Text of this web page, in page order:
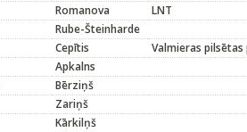
Romanova
LNT
Rube-Šteinharde
Cepītis
Valmieras pilsētas
Apkalns
Bērziņš
Zariņš
Kārkilņš